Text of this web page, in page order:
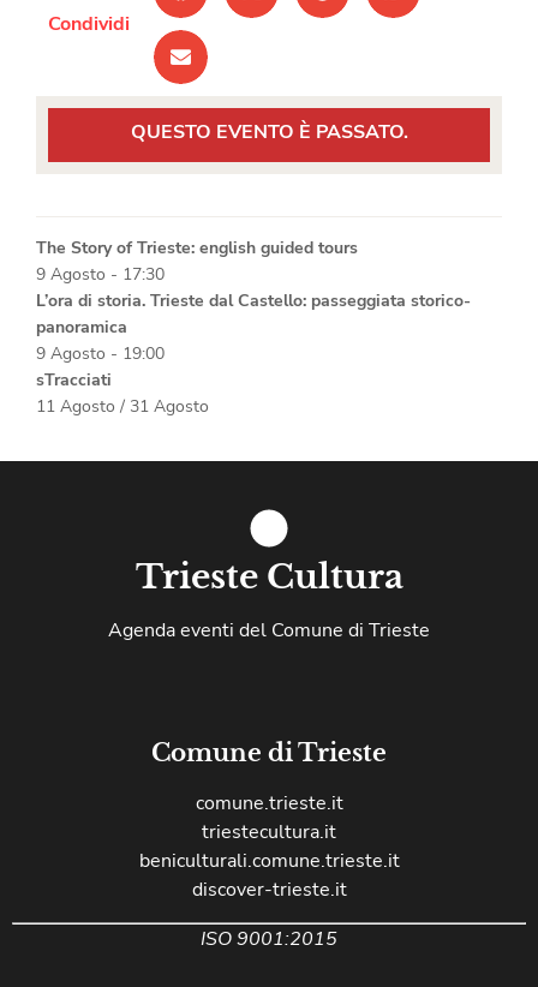
Condividi
QUESTO EVENTO È PASSATO.
The Story of Trieste: english guided tours
9 Agosto - 17:30
L’ora di storia. Trieste dal Castello: passeggiata storico-
panoramica
9 Agosto - 19:00
sTracciati
11 Agosto / 31 Agosto
Trieste Cultura
Agenda eventi del Comune di Trieste
Comune di Trieste
comune.trieste.it
triestecultura.it
beniculturali.comune.trieste.it
discover-trieste.it
ISO 9001:2015